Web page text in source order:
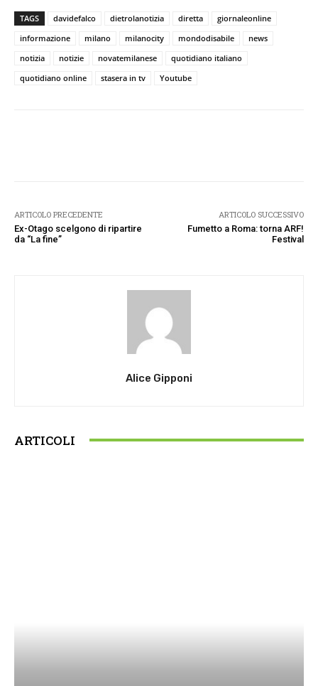
TAGS davidefalco dietrolanotizia diretta
giornaleonline
informazione
milano milanocity mondodisabile
news
notizia
notizie novatemilanese
quotidiano italiano
quotidiano online
stasera in tv Youtube
ARTICOLO PRECEDENTE
Ex-Otago scelgono di ripartire
da “La fine”
ARTICOLO SUCCESSIVO
Fumetto a Roma: torna ARF!
Festival
Alice Gipponi
ARTICOLI